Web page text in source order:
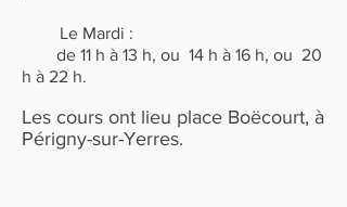
Le Mardi :
de 11 h à 13 h, ou 14 h à 16 h, ou 20
h à 22 h.
Les cours ont lieu place Boëcourt, à
Périgny-sur-Yerres.